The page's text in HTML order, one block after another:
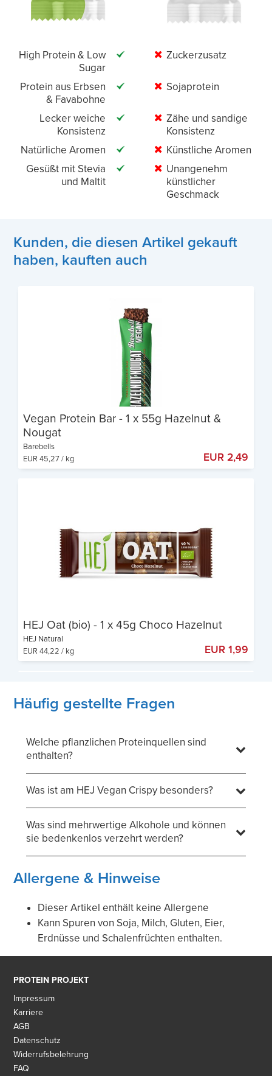
High Protein & Low
Sugar
Zuckerzusatz
Protein aus Erbsen
& Favabohne
Sojaprotein
Lecker weiche
Konsistenz
Zähe und sandige
Konsistenz
Natürliche Aromen
Künstliche Aromen
Gesüßt mit Stevia
und Maltit
Unangenehm
künstlicher
Geschmack
Kunden, die diesen Artikel gekauft
haben, kauften auch
Vegan Protein Bar - 1 x 55g Hazelnut &
Nougat
Barebells
EUR 45,27 / kg
EUR 2,49
HEJ Oat (bio) - 1 x 45g Choco Hazelnut
HEJ Natural
EUR 44,22 / kg
EUR 1,99
Aus Vollkornhaferflocken und verfeinert mit
Nussmus
HEJ Natural
EUR 44,42 / kg
Hochwertiges Reis- und Erbsenprotein
Oat Bar (bio) - 1 x 40g Chunky Chocolate
Naturally Pam
EUR 57,25 / kg
Bio & vegan
Häufig gestellte Fragen
Welche pflanzlichen Proteinquellen sind
enthalten?
Was ist am HEJ Vegan Crispy besonders?
Was sind mehrwertige Alkohole und können
sie bedenkenlos verzehrt werden?
Allergene & Hinweise
Dieser Artikel enthält keine Allergene
Kann Spuren von Soja, Milch, Gluten, Eier,
Erdnüsse und Schalenfrüchten enthalten.
PROTEIN PROJEKT
Impressum
Karriere
AGB
Datenschutz
Widerrufsbelehrung
FAQ